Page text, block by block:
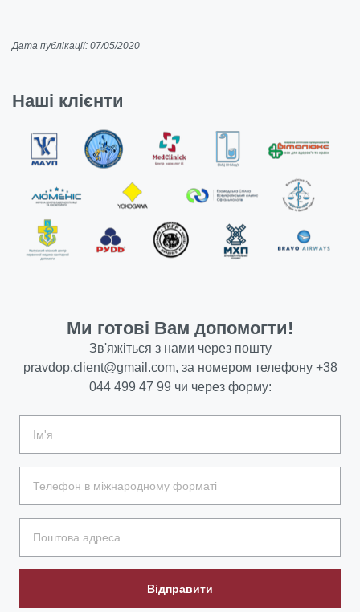
Дата публікації: 07/05/2020
Наші клієнти
Ми готові Вам допомогти!
Зв'яжіться з нами через пошту
pravdop.client@gmail.com, за номером телефону +38
044 499 47 99 чи через форму:
Відправити